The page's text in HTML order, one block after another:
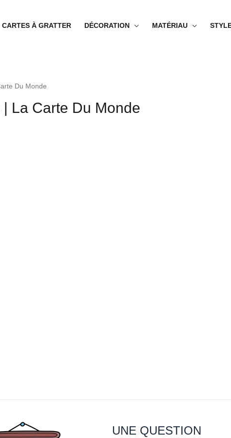
CARTES À GRATTER DÉCORATION MATÉRIAU
Du Monde
La Carte Du Monde
UNE QUESTION